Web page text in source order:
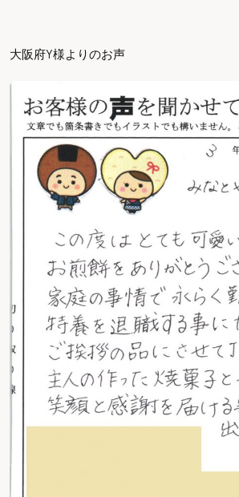
大阪府Y様よりのお声